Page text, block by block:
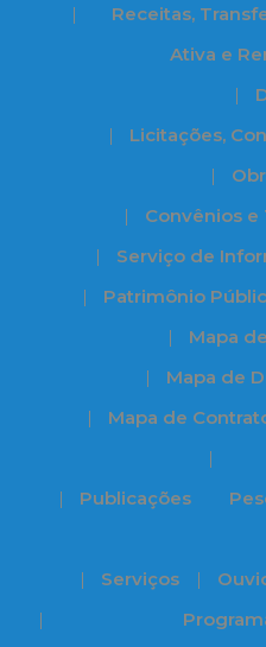
Receitas,
Ativa e
Licitações,
Convênios
Serviço de
Patrimônio
Mapa
Mapa de
Mapa de
Publicações
Serviços